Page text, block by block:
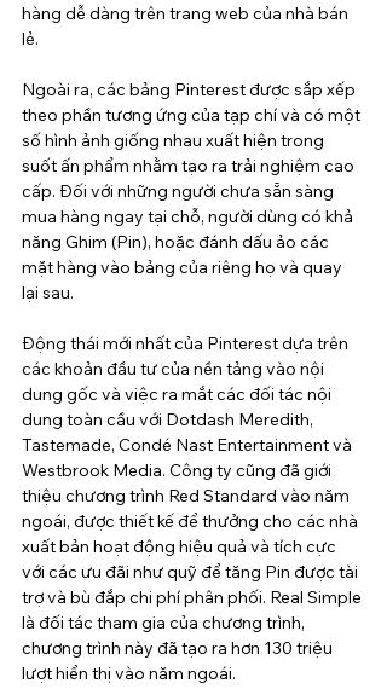
hàng dễ dàng trên trang web của nhà bán
lẻ.
Ngoài ra, các bảng Pinterest được sắp xếp
theo phần tương ứng của tạp chí và có một
số hình ảnh giống nhau xuất hiện trong
suốt ấn phẩm nhằm tạo ra trải nghiệm cao
cấp. Đối với những người chưa sẵn sàng
mua hàng ngay tại chỗ, người dùng có khả
năng Ghim (Pin), hoặc đánh dấu ảo các
mặt hàng vào bảng của riêng họ và quay
lại sau.
Động thái mới nhất của Pinterest dựa trên
các khoản đầu tư của nền tảng vào nội
dung gốc và việc ra mắt các đối tác nội
dung toàn cầu với Dotdash Meredith,
Tastemade, Condé Nast Entertainment và
Westbrook Media. Công ty cũng đã giới
thiệu chương trình Red Standard vào năm
ngoái, được thiết kế để thưởng cho các nhà
xuất bản hoạt động hiệu quả và tích cực
với các ưu đãi như quỹ để tăng Pin được tài
trợ và bù đắp chi phí phân phối. Real Simple
là đối tác tham gia của chương trình,
chương trình này đã tạo ra hơn 130 triệu
lượt hiển thị vào năm ngoái.